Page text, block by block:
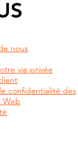
nous
vie privée
confidentialité des
Web